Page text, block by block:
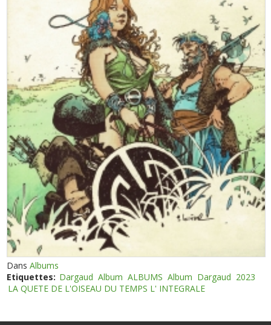
DansAlbums
Etiquettes: Dargaud Album ALBUMS Album Dargaud 2023
LA QUETE DE L'OISEAU DU TEMPS L' INTEGRALE